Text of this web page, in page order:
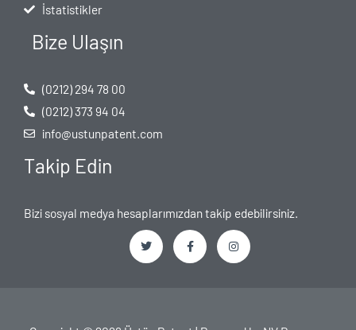
İstatistikler
Bize Ulaşın
(0212) 294 78 00
(0212) 373 94 04
info@ustunpatent.com
Takip Edin
Bizi sosyal medya hesaplarımızdan takip edebilirsiniz.
T
F
I